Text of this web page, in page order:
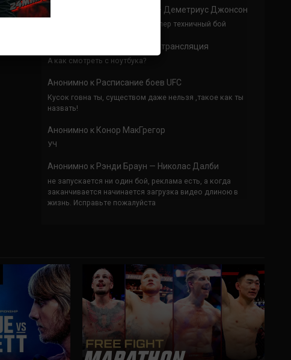
Анонимно Доминик Круз — Деметриус Джонсон
Спасибо что выложили этот супер техничный бой
UFC 324 прямая трансляция
А как смотреть с ноутбука?
Анонимно к Расписание боев UFC
Кусок говна ты, существом даже нельзя ,такое как ты
назвать!
Анонимно к Конор МакГрегор
УЧ
Анонимно к Рэнди Браун — Николас Далби
не запускается ни один бой, реклама есть, а когда
заканчивается начинается загрузка видео длиною в
жизнь. Исправьте пожалуйста